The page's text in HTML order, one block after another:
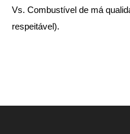
Vs. Combustível de má
respeitável).